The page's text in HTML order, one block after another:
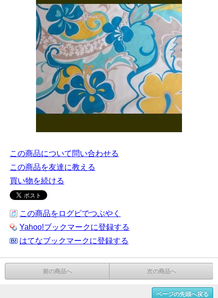
この商品について問い合わせる
この商品を友達に教える
買い物を続ける
この商品をログピでつぶやく
Yahoo!ブックマークに登録する
はてなブックマークに登録する
前の商品へ 次の商品へ
ページの先頭へ戻る